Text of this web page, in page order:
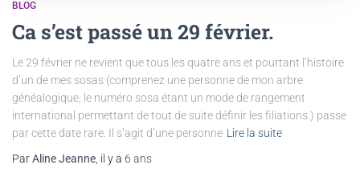
BLOG
Ca s’est passé un 29 février.
Le 29 février ne revient que tous les quatre ans et pourtant l’histoire
d’un de mes sosas (comprenez une personne de mon arbre
généalogique, le numéro sosa étant un mode de rangement
international permettant de tout de suite définir les filiations.) passe
par cette date rare. Il s’agit d’une personne Lire la suite
ParAline Jeanne, il y a 6 ans